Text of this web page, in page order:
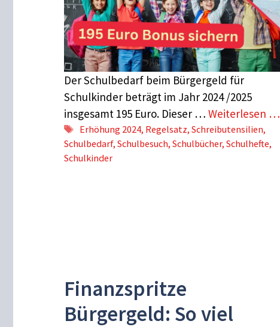
Der Schulbedarf beim Bürgergeld für
Schulkinder beträgt im Jahr 2024 /2025
insgesamt 195 Euro. Dieser … Weiterlesen …
Schlagwörter
Erhöhung 2024, Regelsatz, Schreibutensilien,
Schulbedarf, Schulbesuch, Schulbücher, Schulhefte,
Schulkinder
Finanzspritze
Bürgergeld: So viel